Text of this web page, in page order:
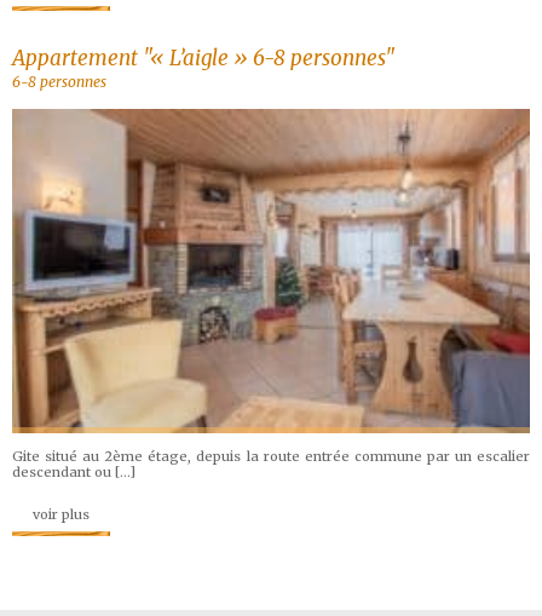
Appartement "« L’aigle » 6-8 personnes"
6-8 personnes
Gite situé au 2ème étage, depuis la route entrée commune par un escalier
descendant ou […]
voir plus